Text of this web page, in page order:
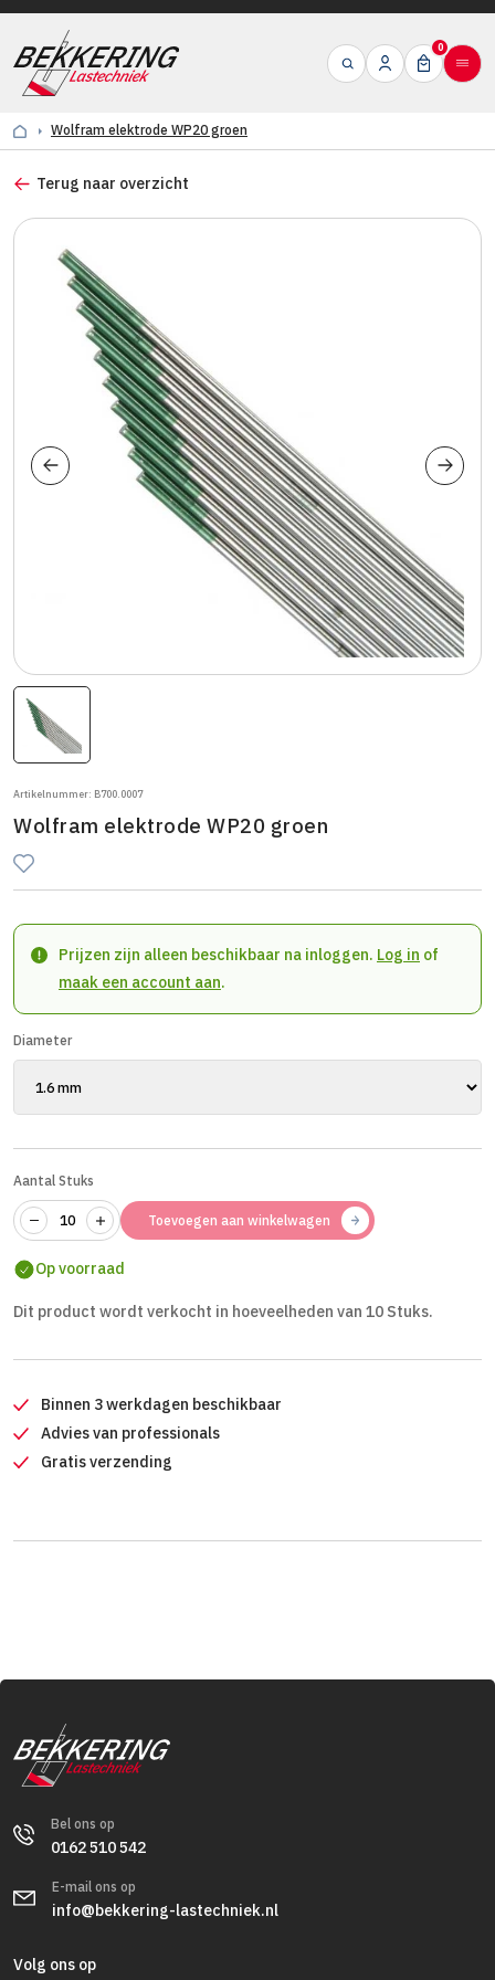
0
Wolfram elektrode WP20 groen
Terug naar overzicht
Artikelnummer: B700.0007
Wolfram elektrode WP20 groen
Prijzen zijn alleen beschikbaar na inloggen. Log in of
maak een account aan.
Diameter
Aantal Stuks
Toevoegen aan winkelwagen
Op voorraad
Dit product wordt verkocht in hoeveelheden van 10 Stuks.
Binnen 3 werkdagen beschikbaar
Advies van professionals
Gratis verzending
Bel ons op
0162 510 542
E-mail ons op
info@bekkering-lastechniek.nl
Volg ons op